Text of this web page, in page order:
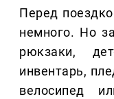
Перед
немного. Но
рюкзаки,
инвентарь,
велосипед